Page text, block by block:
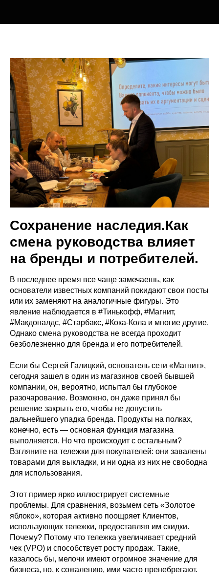
Сохранение наследия.Как
смена руководства влияет
на бренды и потребителей.
В последнее время все чаще замечаешь, как
основатели известных компаний покидают свои посты
или их заменяют на аналогичные фигуры. Это
явление наблюдается в #Тинькофф, #Магнит,
#Макдоналдс, #Старбакс, #Кока-Кола и многие другие.
Однако смена руководства не всегда проходит
безболезненно для бренда и его потребителей.
Если бы Сергей Галицкий, основатель сети «Магнит»,
сегодня зашел в один из магазинов своей бывшей
компании, он, вероятно, испытал бы глубокое
разочарование. Возможно, он даже принял бы
решение закрыть его, чтобы не допустить
дальнейшего упадка бренда. Продукты на полках,
конечно, есть — основная функция магазина
выполняется. Но что происходит с остальным?
Взгляните на тележки для покупателей: они завалены
товарами для выкладки, и ни одна из них не свободна
для использования.
Этот пример ярко иллюстрирует системные
проблемы. Для сравнения, возьмем сеть «Золотое
яблоко», которая активно поощряет Клиентов,
использующих тележки, предоставляя им скидки.
Почему? Потому что тележка увеличивает средний
чек (VPO) и способствует росту продаж. Такие,
казалось бы, мелочи имеют огромное значение для
бизнеса, но, к сожалению, ими часто пренебрегают.